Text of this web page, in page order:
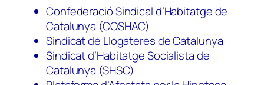
Confederació Sindical d’Habitatge de
Catalunya (COSHAC)
Sindicat de Llogateres de Catalunya
Sindicat d’Habitatge Socialista de
Catalunya (SHSC)